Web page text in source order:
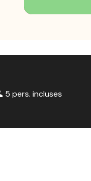
5 pers. incluses